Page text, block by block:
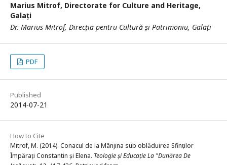
Marius Mitrof, Directorate for Culture and Heritage,
Galați
Dr. Marius Mitrof, Direcția pentru Cultură și Patrimoniu, Galați
PDF
Published
2014-07-21
How to Cite
Mitrof, M. (2014). Conacul de la Mânjina sub oblăduirea Sfinților
Împărați Constantin și Elena. Teologie și Educație La "Dunărea De